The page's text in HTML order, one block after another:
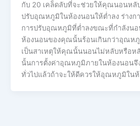
กับ 20 เคล็ดลับที่จะช่วยให้คุณนอนหลั
ปรับอุณหภูมิในห้องนอนให้ต่ำลง ร่างก
การปรับอุณหภูมิที่ต่ำลงขณะที่กำลังนอ
ห้องนอนของคุณนั้นร้อนเกินกว่าอุณหภู
เป็นสาเหตุให้คุณนั้นนอนไม่หลับหรือห
นั้นการตั้งค่าอุณหภูมิภายในห้องนอนจึ
ทั่วไปแล้วถ้าจะให้ดีควรให้อุณหภูมิในห้